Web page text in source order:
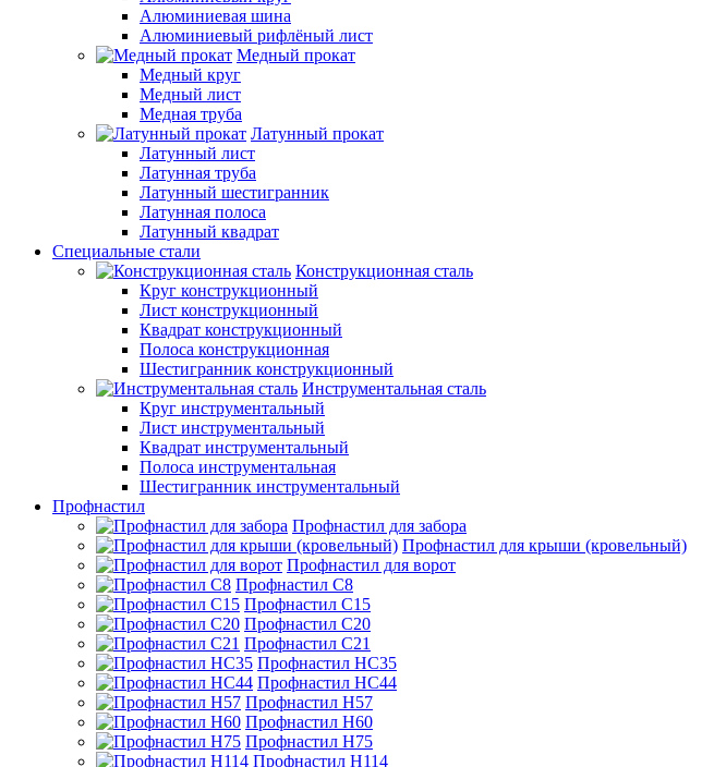
Алюминиевая шина
Алюминиевый рифлёный лист
Медный прокат
Медный круг
Медный лист
Медная труба
Латунный прокат
Латунный лист
Латунная труба
Латунный шестигранник
Латунная полоса
Латунный квадрат
Специальные стали
Конструкционная сталь
Круг конструкционный
Лист конструкционный
Квадрат конструкционный
Полоса конструкционная
Шестигранник конструкционный
Инструментальная сталь
Круг инструментальный
Лист инструментальный
Квадрат инструментальный
Полоса инструментальная
Шестигранник инструментальный
Профнастил
Профнастил для забора
Профнастил для крыши (кровельный)
Профнастил для ворот
Профнастил С8
Профнастил С15
Профнастил С20
Профнастил С21
Профнастил НС35
Профнастил НС44
Профнастил Н57
Профнастил Н60
Профнастил Н75
Профнастил Н114